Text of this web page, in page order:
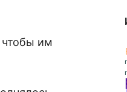
чтобы им